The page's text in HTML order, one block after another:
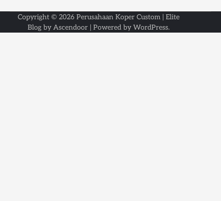
Copyright © 2026 Perusahaan Koper Custom | Elite
Blog by Ascendoor | Powered by WordPress.